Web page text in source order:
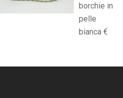
borchie in
pelle
bianca €